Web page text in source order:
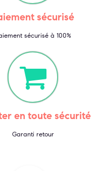
sécurisé
sécurisé à 100%
en toute sécurité
Garanti retour